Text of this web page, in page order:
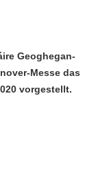
Geoghegan-
Messe das
vorgestellt.